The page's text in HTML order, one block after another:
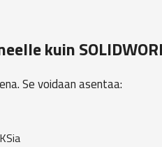
kuin
Se voidaan asentaa: